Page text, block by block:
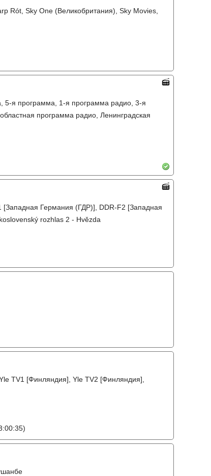
Rót, Sky One (Великобритания), Sky Movies,
5-я программа, 1-я программа радио, 3-я
программа радио, Ленинградская
Германия (ГДР)], DDR-F2 [Западная
rozhlas 2 - Hvězda
TV1 [Финляндия], Yle TV2 [Финляндия],